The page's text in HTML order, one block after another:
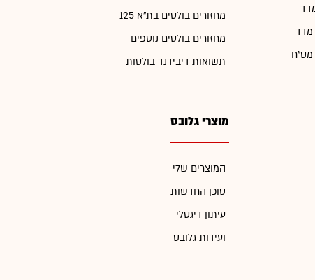
מדד
מט"ח
מחזורים בולטים בת"א 125
מחזורים בולטים נוספים
תשואות דיבידנד בולטות
מוצרי גלובס
המוצרים שלי
סוכן החדשות
עיתון דיגטלי
ועידות גלובס